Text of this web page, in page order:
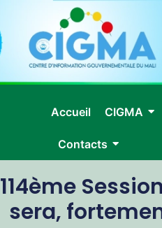
Accueil CIGMA
Contacts
114ème
sera,